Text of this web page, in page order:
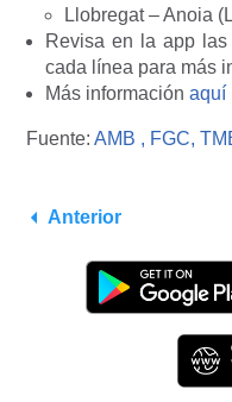
Llobregat – Anoia
Revisa en la app
cada línea para más
Más información aquí
Fuente: AMB , FGC,
Anterior